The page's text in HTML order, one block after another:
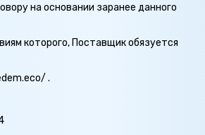
на основании заранее данного
которого, Поставщик обязуется
.